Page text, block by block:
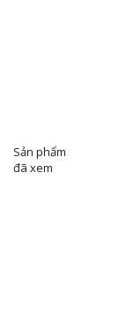
Sản phẩm
đã xem